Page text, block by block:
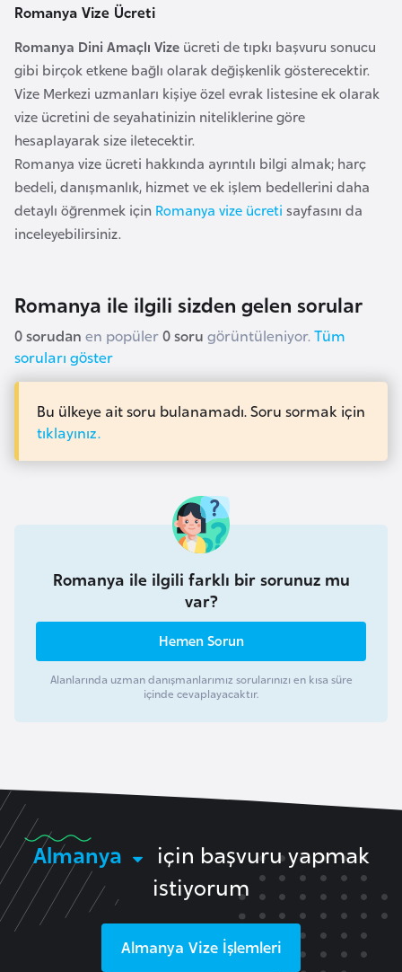
Romanya Vize Ücreti
Romanya Dini Amaçlı Vize ücreti de tıpkı başvuru sonucu
gibi birçok etkene bağlı olarak değişkenlik gösterecektir.
Vize Merkezi uzmanları kişiye özel evrak listesine ek olarak
vize ücretini de seyahatinizin niteliklerine göre
hesaplayarak size iletecektir.
Romanya vize ücreti hakkında ayrıntılı bilgi almak; harç
bedeli, danışmanlık, hizmet ve ek işlem bedellerini daha
detaylı öğrenmek için Romanya vize ücreti sayfasını da
inceleyebilirsiniz.
Romanya ile ilgili sizden gelen sorular
0 sorudan en popüler0 soru görüntüleniyor.Tüm
soruları göster
Bu ülkeye ait soru bulanamadı. Soru sormak için
tıklayınız.
Romanya ile ilgili farklı bir sorunuz mu
var?
Hemen Sorun
Alanlarında uzman danışmanlarımız sorularınızı en kısa süre
içinde cevaplayacaktır.
Almanya
için başvuru yapmak
istiyorum
Almanya Vize İşlemleri
t
i
C
e
z
a
y
i
r
i
b
u
t
Ç
D
e
m
o
k